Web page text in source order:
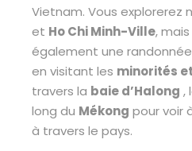
Vietnam. Vous explorerez
et Ho Chi Minh-Ville,
également une
en visitant les minorités
travers la baie d’Halong ,
long du Mékong pour voir
à travers le pays.